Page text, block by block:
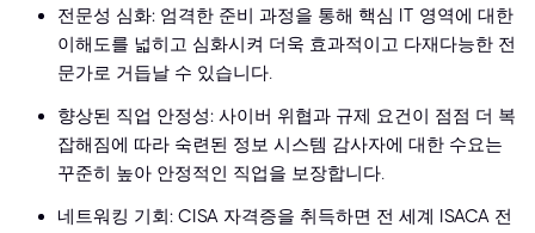
전문성 심화: 엄격한 준비 과정을 통해 핵심 IT 영역에 대한
이해도를 넓히고 심화시켜 더욱 효과적이고 다재다능한 전
문가로 거듭날 수 있습니다.
향상된 직업 안정성: 사이버 위협과 규제 요건이 점점 더 복
잡해짐에 따라 숙련된 정보 시스템 감사자에 대한 수요는
꾸준히 높아 안정적인 직업을 보장합니다.
네트워킹 기회: CISA 자격증을 취득하면 전 세계 ISACA 전